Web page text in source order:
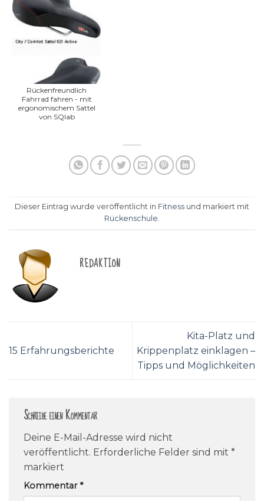
Rückenfreundlich
Fahrrad fahren - mit
ergonomischem Sattel
von SQlab
Dieser Eintrag wurde veröffentlicht in Fitness und markiert mit
Rückenschule.
REDAKTION
15 Erfahrungsberichte
Kita-Platz und
Krippenplatz einklagen –
Tipps und Möglichkeiten
Schreibe einen Kommentar
Deine E-Mail-Adresse wird nicht
veröffentlicht. Erforderliche Felder sind mit *
markiert
Kommentar*